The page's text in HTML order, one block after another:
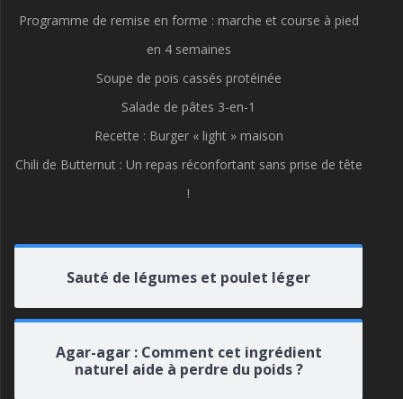
Programme de remise en forme : marche et course à pied
en 4 semaines
Soupe de pois cassés protéinée
Salade de pâtes 3-en-1
Recette : Burger « light » maison
Chili de Butternut : Un repas réconfortant sans prise de tête
!
Sauté de légumes et poulet léger
Agar-agar : Comment cet ingrédient
naturel aide à perdre du poids ?